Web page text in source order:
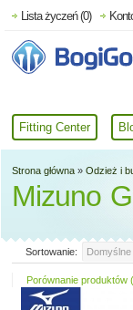
Fitting Center
Lista życzeń (0)
Strona główna » Odzież i
Mizuno
Sortowanie: Domyślne
Porównanie produktów